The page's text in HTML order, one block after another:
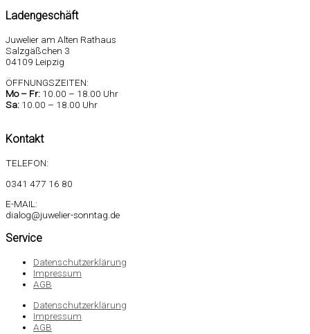
Ladengeschäft
Juwelier am Alten Rathaus
Salzgäßchen 3
04109 Leipzig
ÖFFNUNGSZEITEN:
Mo – Fr: 10.00 – 18.00 Uhr
Sa: 10.00 – 18.00 Uhr
Kontakt
TELEFON:
0341 477 16 80
E-MAIL:
dialog@juwelier-sonntag.de
Service
Datenschutzerklärung
Impressum
AGB
Datenschutzerklärung
Impressum
AGB